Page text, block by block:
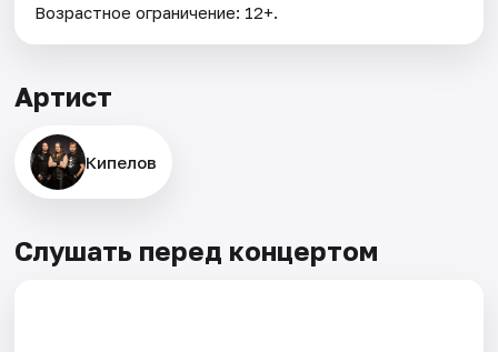
Возрастное ограничение: 12+.
Артист
Кипелов
Слушать перед концертом